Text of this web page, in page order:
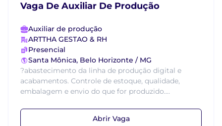
Vaga De Auxiliar De Produção
Auxiliar de produção
ARTTHA GESTAO & RH
Presencial
Santa Mônica, Belo Horizonte / MG
?abastecimento da linha de produção digital e
acabamentos. Controle de estoque, qualidade,
embalagem e envio do que for produzido....
Abrir Vaga